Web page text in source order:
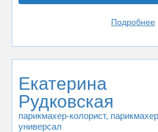
Подробнее
Екатерина
Рудковская
парикмахер-колорист,
универсал